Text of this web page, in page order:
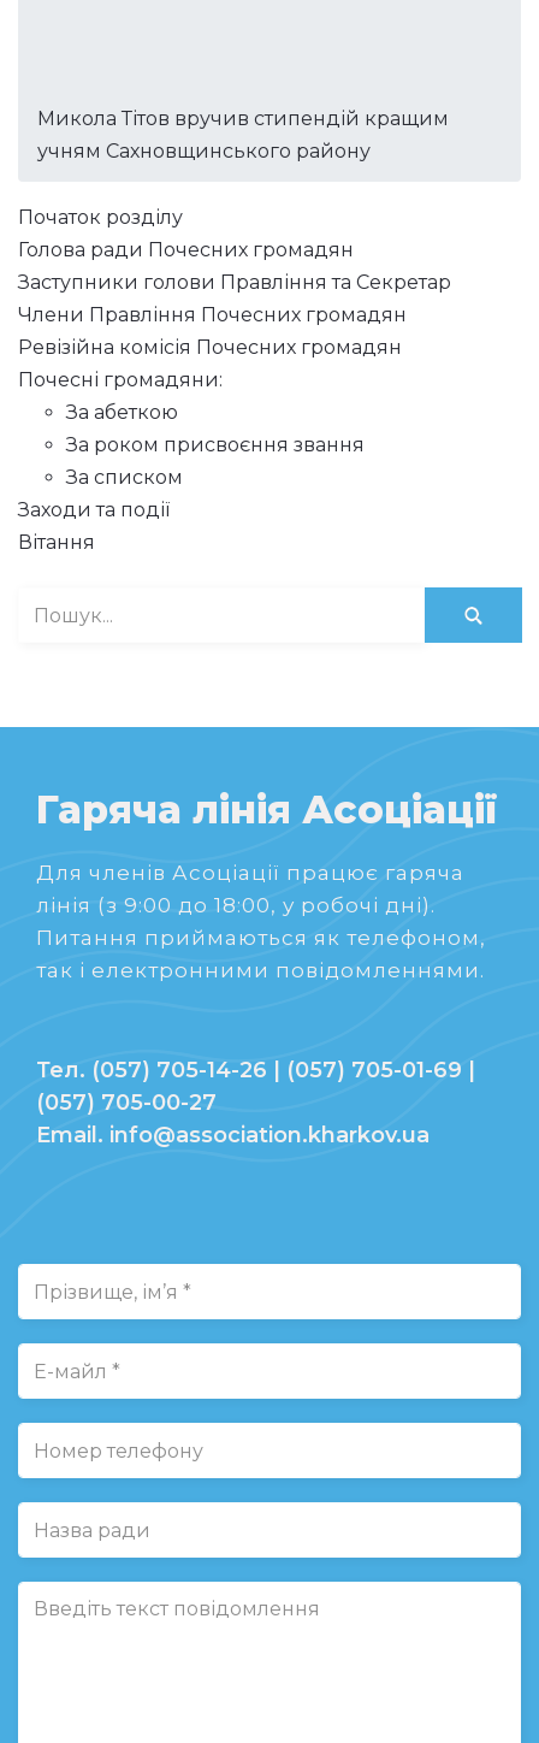
Микола Тітов вручив стипендій кращим
учням Сахновщинського району
Початок розділу
Голова ради Почесних громадян
Заступники голови Правління та Секретар
Члени Правління Почесних громадян
Ревізійна комісія Почесних громадян
Почесні громадяни:
За абеткою
За роком присвоєння звання
За списком
Заходи та події
Вітання
Гаряча лінія Асоціації
Для членів Асоціації працює гаряча
лінія (з 9:00 до 18:00, у робочі дні).
Питання приймаються як телефоном,
так і електронними повідомленнями.
Тел. (057) 705-14-26 | (057) 705-01-69 |
(057) 705-00-27
Email. info@association.kharkov.ua